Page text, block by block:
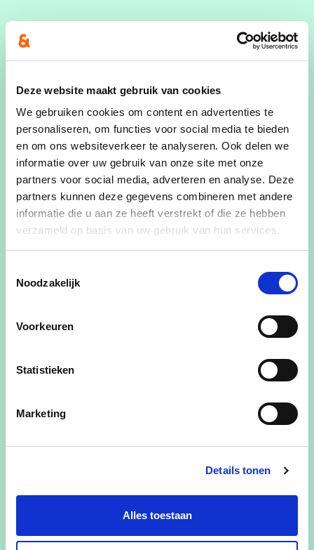
Deze website maakt gebruik van cookies
We gebruiken cookies om content en advertenties te
personaliseren, om functies voor social media te bieden
en om ons websiteverkeer te analyseren. Ook delen we
informatie over uw gebruik van onze site met onze
partners voor social media, adverteren en analyse. Deze
partners kunnen deze gegevens combineren met andere
informatie die u aan ze heeft verstrekt of die ze hebben
verzameld op basis van uw gebruik van hun services.
Noodzakelijk
Voorkeuren
Statistieken
Marketing
Details tonen
Alles toestaan
Christel Jorissen